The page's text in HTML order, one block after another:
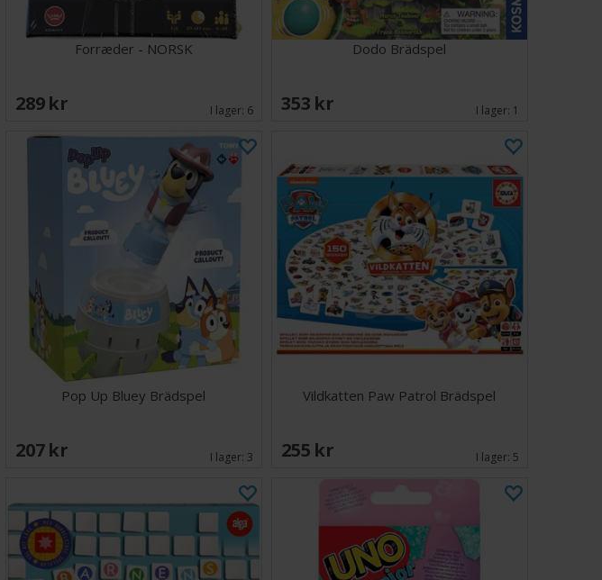
Forræder - NORSK
289 SEK I lager: 6
Dodo Brädspel
353 SEK I lager: 1
Pop Up Bluey Brädspel
207 SEK I lager: 3
Vildkatten Paw Patrol Brädspel
255 SEK I lager: 5